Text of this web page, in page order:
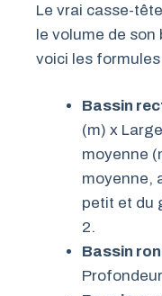
Le vrai casse-
le volume de son
voici les
Bassin
(m) x
moyenne
moyenne,
petit et du
2.
Bassin